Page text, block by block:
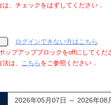
、チェックをはずしてください．
ログインできない方はこちら
ップアップブロックをoffにしてくだ
は、 こちら をご参照ください．
2026年05月07日 ～ 2026年08